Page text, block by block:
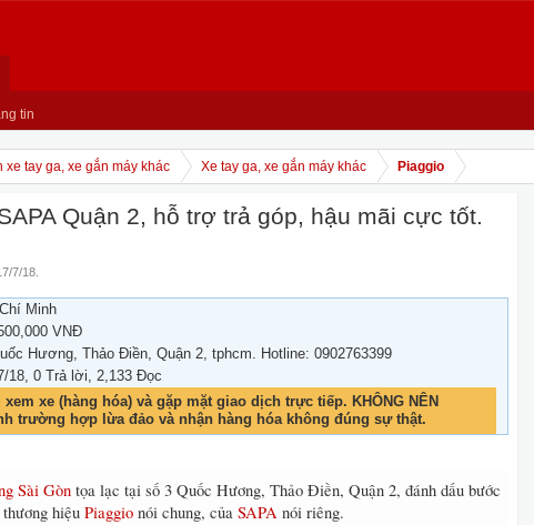
tin
xe tay ga, xe gắn máy khác Xe tay ga, xe gắn máy khác Piaggio
Quận 2, hỗ trợ trả góp, hậu mãi cực tốt.
7/18
Minh
VNĐ
Hương, Thảo Điền, Quận 2, tphcm. Hotline: 0902763399
18, 0 Trả lời, 2,133 Đọc
xe (hàng hóa) và gặp mặt giao dịch trực tiếp. KHÔNG NÊN
trường hợp lừa đảo và nhận hàng hóa không đúng sự thật.
Sài Gòn tọa lạc tại số 3 Quốc Hương, Thảo Điền, Quận 2, đánh dấu bước
hiệu Piaggio nói chung, của SAPA nói riêng.